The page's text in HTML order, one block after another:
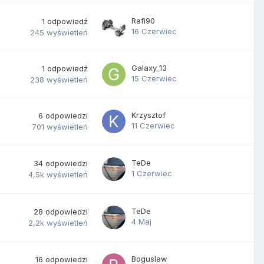
1 odpowiedź
245 wyświetleń
Rafi90
16 Czerwiec
1 odpowiedź
238 wyświetleń
Galaxy_13
15 Czerwiec
6 odpowiedzi
701 wyświetleń
Krzysztof
11 Czerwiec
34 odpowiedzi
4,5k wyświetleń
TeDe
1 Czerwiec
28 odpowiedzi
2,2k wyświetleń
TeDe
4 Maj
16 odpowiedzi
Boguslaw